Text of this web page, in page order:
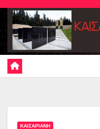
Skip
content
ΚΑΙΣΑΡΙΑΝΗ